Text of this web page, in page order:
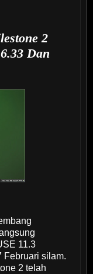
2
Dan
11.3
Februari silam.
2 telah